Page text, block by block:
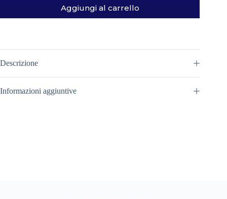
Aggiungi al carrello
Descrizione
Informazioni aggiuntive